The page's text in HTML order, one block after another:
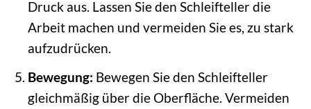
Druck aus. Lassen Sie den Schleifteller die
Arbeit machen und vermeiden Sie es, zu stark
aufzudrücken.
Bewegung: Bewegen Sie den Schleifteller
gleichmäßig über die Oberfläche. Vermeiden